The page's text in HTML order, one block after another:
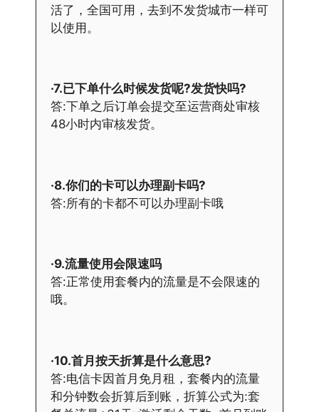
活了，全国可用，去到不发货城市一样可
以使用。
·7.已下单什么时候发货呢?发货快吗?
答:下单之后订单会提交至运营商处审核
48小时内审核发货。
·8.你们的卡可以办理副卡吗?
答:所有的卡都不可以办理副卡哦
·9.流量使用会限速吗
答:正常使用套餐内的流量是不会限速的
哦。
·10.首月按天折算是什么意思?
答:电信卡因首月免月租，套餐内的流量
和分钟数会折算后到账，折算公式为:套